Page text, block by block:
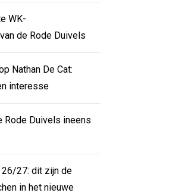
WK-
de Rode Duivels
Nathan De Cat:
tonen interesse
Rode Duivels ineens
27: dit zijn de
in het nieuwe